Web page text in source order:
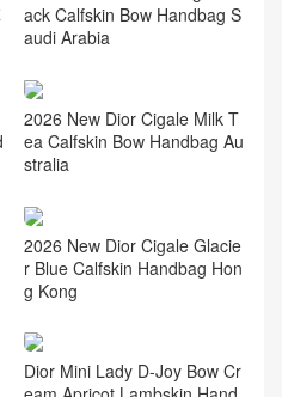
Dior 迪奧包包日本官方網站
價格多少錢 經典Oblique迷
New Dior Collection Cigale Bl
ack Calfskin Bow Handbag S
audi Arabia